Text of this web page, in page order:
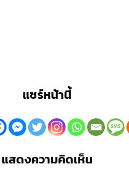
แชร์หน้านี้
แสดงความคิดเห็น